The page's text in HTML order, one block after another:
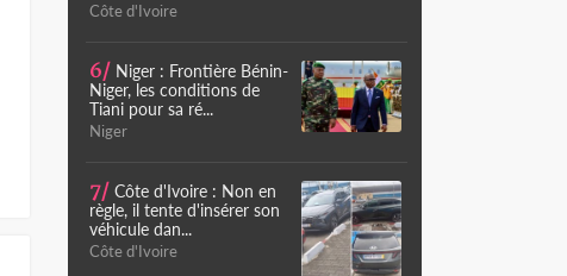
Côte d'Ivoire
6/ Niger : Frontière Bénin-
Niger, les conditions de
Tiani pour sa ré...
Niger
7/ Côte d'Ivoire : Non en
règle, il tente d'insérer son
véhicule dan...
Côte d'Ivoire